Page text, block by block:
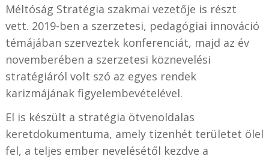
Méltóság Stratégia szakmai vezetője is részt
vett. 2019-ben a szerzetesi, pedagógiai innováció
témájában szerveztek konferenciát, majd az év
novemberében a szerzetesi köznevelési
stratégiáról volt szó az egyes rendek
karizmájának figyelembevételével.
El is készült a stratégia ötvenoldalas
keretdokumentuma, amely tizenhét területet ölel
fel, a teljes ember nevelésétől kezdve a